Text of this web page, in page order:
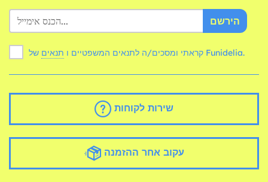
הירשם
קראתי ומסכים/ה לתנאים המשפטיים ו תנאים של Funidelia.
שירות לקוחות
עקוב אחר ההזמנה